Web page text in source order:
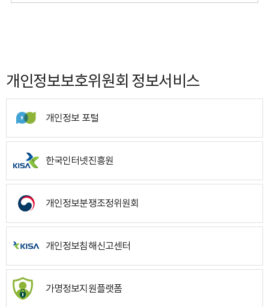
개인정보보호위원회 정보서비스
개인정보 포털
한국인터넷진흥원
개인정보분쟁조정위원회
개인정보침해신고센터
가명정보지원플랫폼